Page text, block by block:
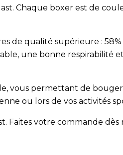
Chaque boxer est de
de qualité supérieure :
une bonne respirabilité
vous permettant de
ou lors de vos activités
Faites votre commande